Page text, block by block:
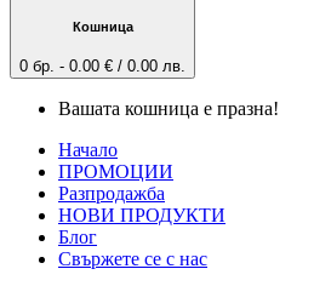
Кошница
0 бр. - 0.00 € / 0.00 лв.
Вашата кошница е празна!
Начало
ПРОМОЦИИ
Разпродажба
НОВИ ПРОДУКТИ
Блог
Свържете се с нас